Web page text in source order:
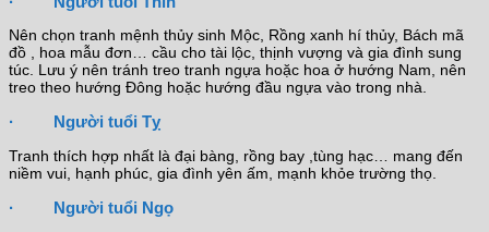
Nên chọn tranh mệnh thủy sinh Mộc, Rồng xanh hí thủy, Bách mã
đồ , hoa mẫu đơn… cầu cho tài lộc, thịnh vượng và gia đình sung
túc. Lưu ý nên tránh treo tranh ngựa hoặc hoa ở hướng Nam, nên
treo theo hướng Đông hoặc hướng đầu ngựa vào trong nhà.
· Người tuổi Tỵ
Tranh thích hợp nhất là đại bàng, rồng bay ,tùng hạc… mang đến
niềm vui, hạnh phúc, gia đình yên ấm, mạnh khỏe trường thọ.
· Người tuổi Ngọ